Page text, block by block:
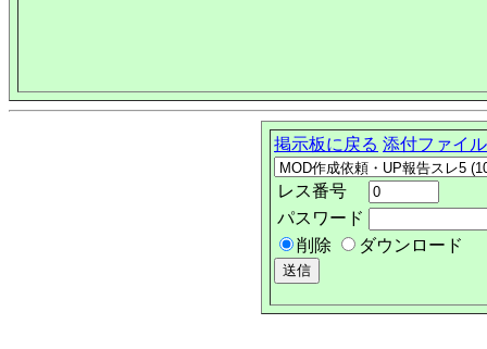
掲示板に戻る 添付ファイ
レス番号
パスワード
削除
ダウンロード